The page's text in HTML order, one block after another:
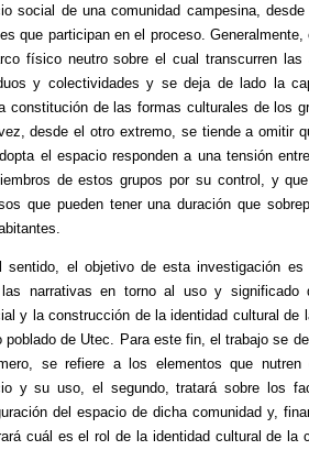
social de una comunidad campesina,
que participan en el proceso.
físico neutro sobre el cual transcurren las
y colectividades y se deja de lado la
constitución de las formas culturales de los
desde el otro extremo, se tiende a omitir
el espacio responden a una tensión
de estos grupos por su control, y
que pueden tener una duración que
sentido, el objetivo de esta investigación es
narrativas en torno al uso y significado
y la construcción de la identidad cultural de
poblado de Utec. Para este fin, el trabajo se
se refiere a los elementos que nutren
y su uso, el segundo, tratará sobre los
del espacio de dicha comunidad y,
cuál es el rol de la identidad cultural de la